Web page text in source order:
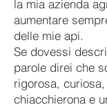
la mia azienda
aumentare
delle mie api.
Se dovessi
parole direi che
rigorosa,
chiacchierona e